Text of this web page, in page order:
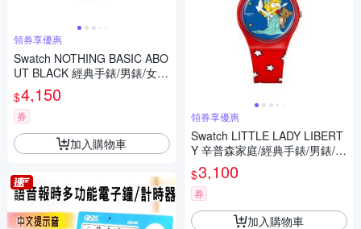
領券享優惠
Swatch NOTHING BASIC ABO
UT BLACK 經典手錶/男錶/女
錶/瑞士製造 SUSB420 (42mm)
$4,150
券
加入購物車
領券享優惠
Swatch LITTLE LADY LIBERT
Y 辛普森家庭/經典手錶/男錶/女
錶/瑞士製造 SO28Z120 (34m
m)
$3,100
券
加入購物車